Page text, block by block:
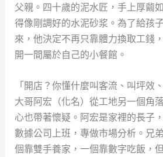
父親。四十歲的泥水匠，手上厚繭
得像剛調好的水泥砂浆。為了給孩
來，他決定不再只靠體力換取工
開一間屬於自己的小餐館。
「開店？你懂什麼叫客流、叫坪效
大哥阿宏（化名）從工地另一個角
心也帶著懷疑。阿宏是家裡的長子
數據公司上班，專做市場分析。兄
個靠雙手養家，一個靠數字吃飯，